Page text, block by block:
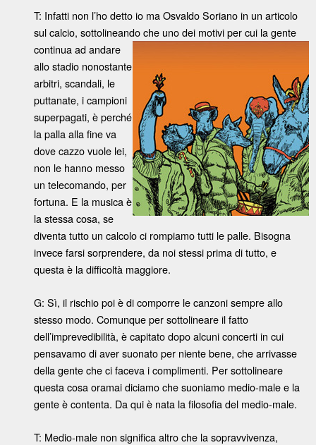
T: Infatti non l’ho detto io ma Osvaldo Soriano in un articolo
sul calcio, sottolineando che unodei motivi per cui la gente
continua ad andare
allo stadio nonostante
arbitri, scandali, le
puttanate, i campioni
superpagati, è perché
la palla alla fine va
dove cazzo vuole lei,
non le hanno messo
un telecomando, per
fortuna. E la musica è
la stessa cosa, se
diventa tutto un calcolo ci rompiamo tutti le palle. Bisogna
invece farsi sorprendere, da noi stessi prima di tutto, e
questa è la difficoltà maggiore.
G: Sì, il rischio poi è di comporre le canzoni sempre allo
stesso modo. Comunque per sottolineare il fatto
dell’imprevedibilità, è capitato dopo alcuni concerti in cui
pensavamo di aver suonato per niente bene, che arrivasse
della gente che ci faceva i complimenti. Per sottolineare
questa cosa oramai diciamo che suoniamo medio-male e la
gente è contenta. Da qui è nata la filosofia del medio-male.
T: Medio-male non significa altro che la sopravvivenza,